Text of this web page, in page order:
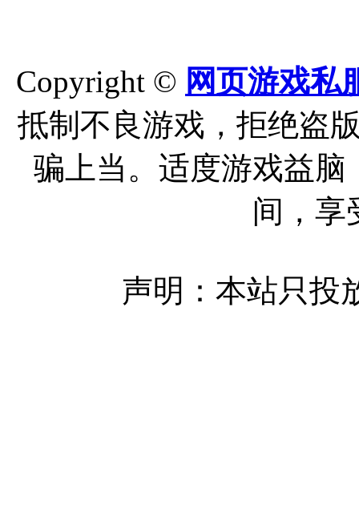
Copyright © 网页游戏私
抵制不良游戏，拒绝盗
骗上当。适度游戏益
间，享
声明：本站只投